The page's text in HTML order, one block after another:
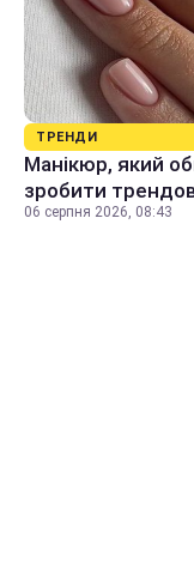
ТРЕНДИ
Манікюр, який
зробити
06 серпня 2026, 08:43